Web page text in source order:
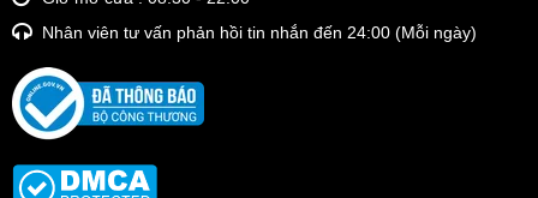
Nhân viên tư vấn phản hồi tin nhắn đến 24:00 (Mỗi ngày)